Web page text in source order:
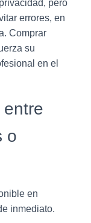
pero
errores, en
Comprar
su
en el
o
en
inmediato.